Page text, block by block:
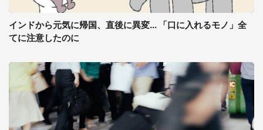
インドから元気に帰国、直後に異変... 「口に入れるモノ」全
てに注意したのに